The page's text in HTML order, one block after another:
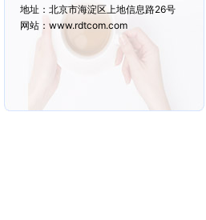
地址：北京市海淀区上地信息路26号
网站：www.rdtcom.com